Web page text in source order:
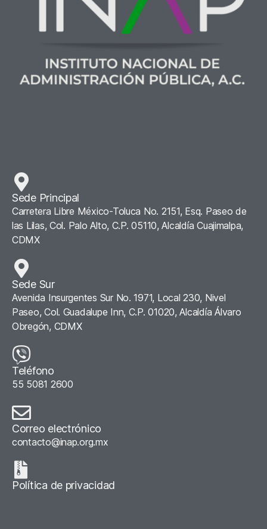
Sede Principal
Carretera Libre México-Toluca No. 2151, Esq. Paseo de
las Lilas, Col. Palo Alto, C.P. 05110, Alcaldía Cuajimalpa,
CDMX
Sede Sur
Avenida Insurgentes Sur No. 1971, Local 230, Nivel
Paseo, Col. Guadalupe Inn, C.P. 01020, Alcaldía Álvaro
Obregón, CDMX
Teléfono
55 5081 2600
Correo electrónico
contacto@inap.org.mx
Política de privacidad